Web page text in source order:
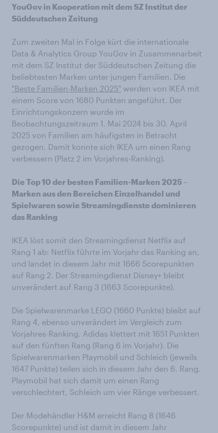
YouGov in Kooperation mit dem SZ Institut der
Süddeutschen Zeitung
Zum zweiten Mal in Folge kürt die internationale
Data & Analytics Group YouGov in Zusammenarbeit
mit dem SZ Institut der Süddeutschen Zeitung die
beliebtesten Marken unter jungen Familien. Die
"Beste Familien-Marken 2025" werden von IKEA mit
einem Score von 1680 Punkten angeführt. Der
Einrichtungskonzern wurde im
Beobachtungszeitraum 1. Mai 2024 bis 30. April
2025 von Familien am häufigsten in Betracht
gezogen. Damit konnte sich IKEA um einen Rang
verbessern (Platz 2 im Vorjahres-Ranking).
Die Top 10 der besten Familien-Marken 2025 –
Marken aus den Bereichen Einzelhandel und
Spielwaren sowie Streamingdienste dominieren
das Ranking
IKEA löst somit den Streamingdienst Netflix auf
Rang 1 ab: Netflix führte im Vorjahr das Ranking an,
und landet in diesem Jahr mit 1666 Scorepunkten
auf Rang 2. Der Streamingdienst Disney+ bleibt
unverändert auf Rang 3 (1663 Scorepunkte).
Die Spielwarenmarke LEGO (1660 Punkte) bleibt auf
Rang 4, ebenso unverändert im Vergleich zum
Vorjahres-Ranking. Adidas klettert mit 1651 Punkten
auf den fünften Rang (Rang 6 im Vorjahr). Die
Spielwarenmarken Playmobil und Schleich (jeweils
1647 Punkte) teilen sich in diesem Jahr den 6. Rang.
Playmobil hat sich damit um einen Rang
verschlechtert, Schleich um vier Ränge verbessert.
Der Modehändler H&M erreicht Rang 8 (1646
Scorepunkte) und ist damit in diesem Jahr